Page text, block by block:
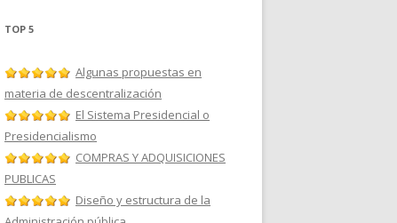
TOP 5
Algunas propuestas en
materia de descentralización
El Sistema Presidencial o
Presidencialismo
COMPRAS Y ADQUISICIONES
PUBLICAS
Diseño y estructura de la